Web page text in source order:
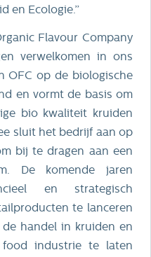
en Ecologie.”
Flavour Company
verwelkomen in ons
OFC op de biologische
en vormt de basis om
bio kwaliteit kruiden
sluit het bedrijf aan op
bij te dragen aan een
De komende jaren
en strategisch
te lanceren
handel in kruiden en
food industrie te laten